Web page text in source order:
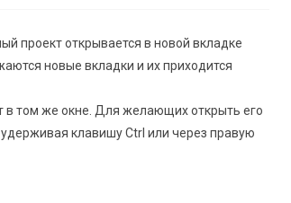
проект открывается в новой вкладке
новые вкладки и их приходится
в том же окне. Для желающих открыть его
клавишу Ctrl или через правую